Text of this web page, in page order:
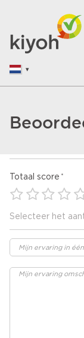
Totaal score
Selecteer het